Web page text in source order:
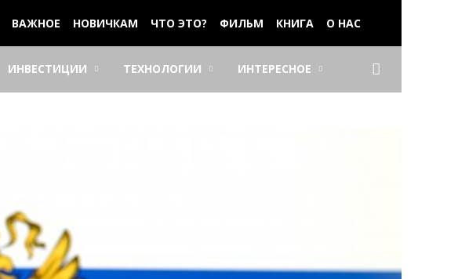
ВАЖНОЕ НОВИЧКАМ ЧТО ЭТО? ФИЛЬМ КНИГА О НАС
ИНВЕСТИЦИИ ТЕХНОЛОГИИ ИНТЕРЕСНОЕ